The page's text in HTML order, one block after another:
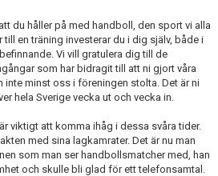
du håller på med handboll, den sport vi alla
till en träning investerar du i dig själv, både i
Vi vill gratulera dig till de
som har bidragit till att ni gjort våra
inte minst oss i föreningen stolta. Det är ni
hela Sverige vecka ut och vecka in.
viktigt att komma ihåg i dessa svåra tider.
med sina lagkamrater. Det är nu man
som man ser handbollsmatcher med, han
och skulle bli glad för ett telefonsamtal.